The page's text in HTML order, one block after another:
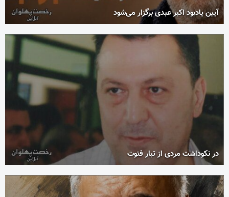
آیین یادبود اکبر عبدی برگزار می‌شود
در نکوداشت مردی از تبار فتوت